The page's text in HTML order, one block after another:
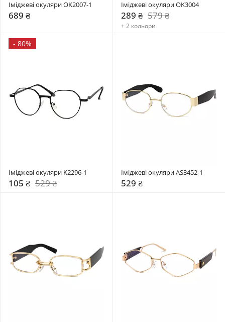
Іміджеві окуляри OK2007-1
689 ₴
Іміджеві окуляри OK3004
289 ₴ 579 ₴
+ 2 кольори
- 80%
Іміджеві окуляри K2296-1
105 ₴ 529 ₴
Іміджеві окуляри AS3452-1
529 ₴